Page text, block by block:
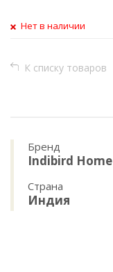
Нет в наличии
К списку товаров
Бренд
Indibird Home
Страна
Индия